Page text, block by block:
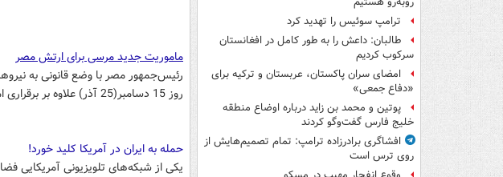
ترامپ سوئیس را تهدید کرد
طالبان: داعش را به طور کامل در افغانستان
سرکوب کردیم
امضای سران پاکستان، عربستان و ترکیه برای
«دفاع جمعی»
پوتین و محمد بن زاید درباره اوضاع منطقه
خلیج فارس گفت‌وگو کردند
افشاگری برادرزاده ترامپ: تمام تصمیم‌هایش از
روی ترس است
ماموریت جدید مرسی برای ارتش مصر
رئیس‌جمهور مصر با وضع قانونی به
روز 15 دسامبر(25 آذر) علاوه بر برقراری امنیت در سراسر کشور از اماکن مهم دولتی محافظت کنند.
حمله به ایران در آمریکا کلید خورد!
یکی از شبکه‌های تلویزیونی آمریکایی